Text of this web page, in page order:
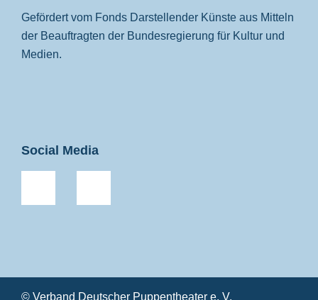
Gefördert vom Fonds Darstellender Künste aus Mitteln
der Beauftragten der Bundesregierung für Kultur und
Medien.
Social Media
© Verband Deutscher Puppentheater e. V.